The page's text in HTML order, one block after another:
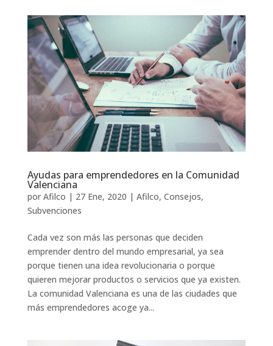
Ayudas para emprendedores en la Comunidad
Valenciana
por Afilco | 27 Ene, 2020 | Afilco, Consejos,
Subvenciones
Cada vez son más las personas que deciden
emprender dentro del mundo empresarial, ya sea
porque tienen una idea revolucionaria o porque
quieren mejorar productos o servicios que ya existen.
La comunidad Valenciana es una de las ciudades que
más emprendedores acoge ya...